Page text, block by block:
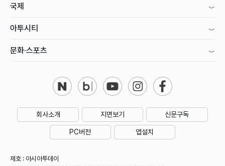
국제
아투시티
문화·스포츠
회사소개 지면보기 신문구독
PC버전 앱설치
제호 : 아시아투데이